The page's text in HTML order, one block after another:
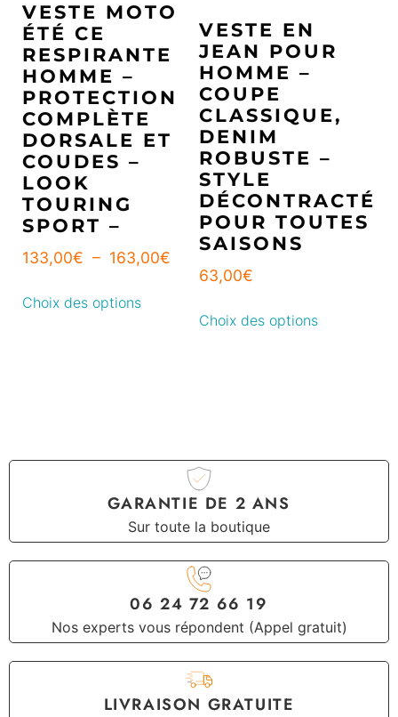
VESTE MOTO
ÉTÉ CE
RESPIRANTE
HOMME –
PROTECTION
COMPLÈTE
DORSALE ET
COUDES –
LOOK
TOURING
SPORT –
133,00€ – 163,00€
Choix des options
VESTE EN
JEAN POUR
HOMME –
COUPE
CLASSIQUE,
DENIM
ROBUSTE –
STYLE
DÉCONTRACTÉ
POUR TOUTES
SAISONS
63,00€
Choix des options
GARANTIE DE 2 ANS
Sur toute la boutique
06 24 72 66 19
Nos experts vous répondent (Appel gratuit)
LIVRAISON GRATUITE